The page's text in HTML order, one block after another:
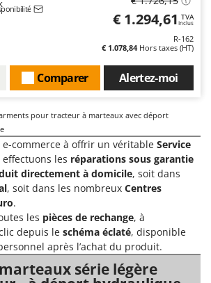
€ 1.294,61 TVA
Inclus
R-162
€ 1.078,84Hors taxes (HT)
Alertez-moi
Comparer
pour tracteur à marteaux avec déport
commerce à offrir un véritable Service
effectuons les réparations sous garantie
directement à domicile, soit dans
, soit dans les nombreux Centres
.
les pièces de rechange, à
depuis le schéma éclaté, disponible
après l’achat du produit.
série légère